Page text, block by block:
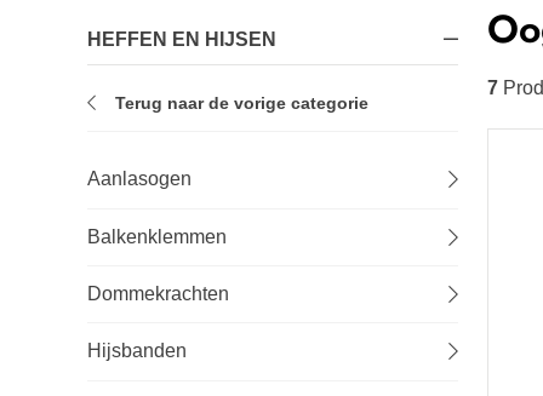
HEFFEN EN HIJSEN
Terug naar de vorige categorie
Aanlasogen
Balkenklemmen
Dommekrachten
Hijsbanden
7